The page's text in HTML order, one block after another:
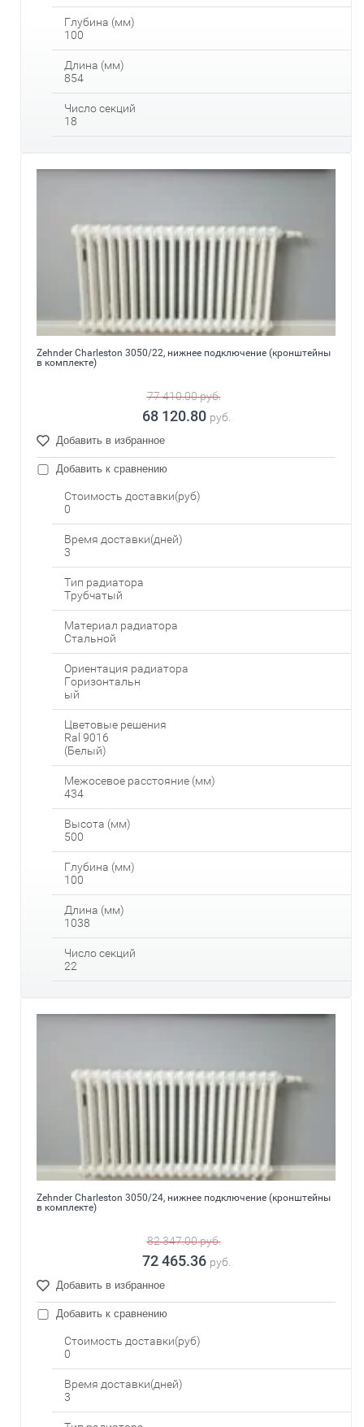
Глубина (мм)
100
Длина (мм)
854
Число секций
18
Zehnder Charleston 3050/22, нижнее подключение (кронштейны
в комплекте)
77 410.00руб.
68 120.80 руб.
Добавить в избранное
Добавить к сравнению
Стоимость доставки(руб)
0
Время доставки(дней)
3
Тип радиатора
Трубчатый
Материал радиатора
Стальной
Ориентация радиатора
Горизонтальн
ый
Цветовые решения
Ral 9016
(Белый)
Межосевое расстояние (мм)
434
Высота (мм)
500
Глубина (мм)
100
Длина (мм)
1038
Число секций
22
Zehnder Charleston 3050/24, нижнее подключение (кронштейны
в комплекте)
82 347.00руб.
72 465.36 руб.
Добавить в избранное
Добавить к сравнению
Стоимость доставки(руб)
0
Время доставки(дней)
3